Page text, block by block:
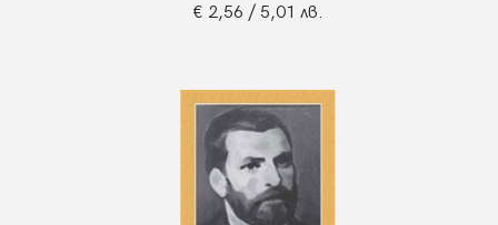
€ 2,56 / 5,01 лв.